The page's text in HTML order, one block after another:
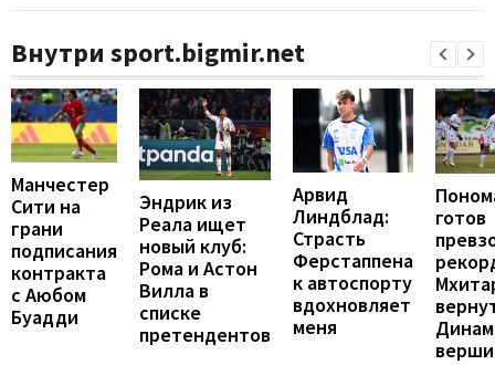
Внутри sport.bigmir.net
Манчестер
Сити на
грани
подписания
контракта
с Аюбом
Буадди
Эндрик из
Реала ищет
новый клуб:
Рома и Астон
Вилла в
списке
претендентов
Арвид
Линдблад:
Страсть
Ферстаппена
к автоспорту
вдохновляет
меня
готов